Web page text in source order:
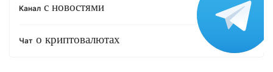
Канал с новостями
Чат о криптовалютах